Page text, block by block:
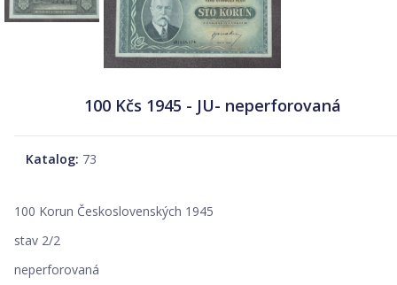
100 Kčs 1945 - JU- neperforovaná
Katalog: 73
100 Korun Československých 1945
stav 2/2
neperforovaná